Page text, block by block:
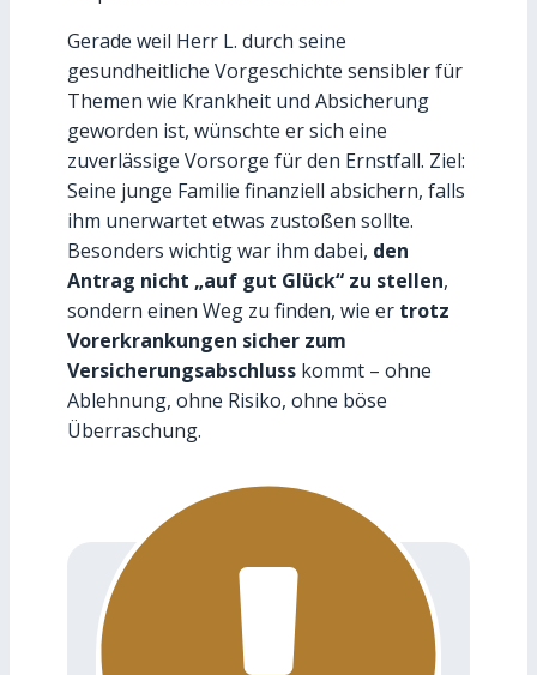
Gerade weil Herr L. durch seine
gesundheitliche Vorgeschichte sensibler für
Themen wie Krankheit und Absicherung
geworden ist, wünschte er sich eine
zuverlässige Vorsorge für den Ernstfall. Ziel:
Seine junge Familie finanziell absichern, falls
ihm unerwartet etwas zustoßen sollte.
Besonders wichtig war ihm dabei, den
Antrag nicht „auf gut Glück“ zu stellen,
sondern einen Weg zu finden, wie er trotz
Vorerkrankungen sicher zum
Versicherungsabschluss kommt – ohne
Ablehnung, ohne Risiko, ohne böse
Überraschung.